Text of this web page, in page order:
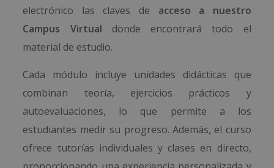
electrónico las claves de acceso a nuestro
Campus Virtual donde encontrará todo el
material de estudio.
Cada módulo incluye unidades didácticas que
combinan teoría, ejercicios prácticos y
autoevaluaciones, lo que permite a los
estudiantes medir su progreso. Además, el curso
ofrece tutorías individuales y clases en directo,